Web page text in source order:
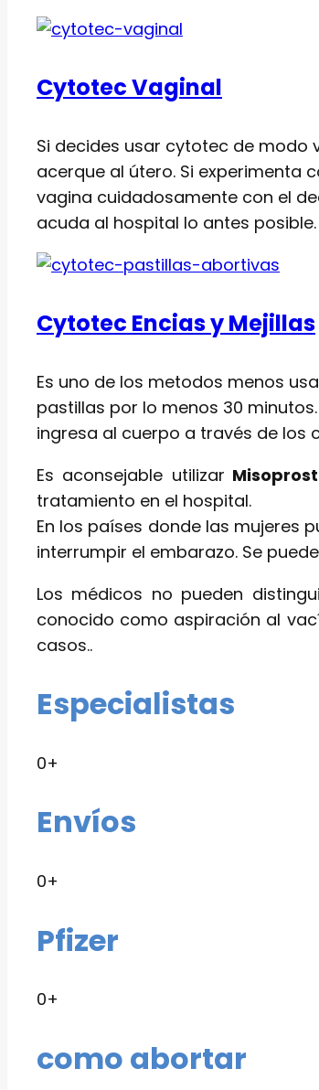
Cytotec Vaginal
Si decides usar cytotec de modo
acerque al útero. Si experimenta
vagina cuidadosamente con el
acuda al hospital lo antes
Cytotec Encias y Mejillas
Es uno de los metodos menos
pastillas por lo menos 30
ingresa al cuerpo a través de los
Es aconsejable utilizar
tratamiento en el hospital.
En los países donde las mujeres
interrumpir el embarazo. Se
Los médicos no pueden
conocido como aspiración al
casos..
Especialistas
0+
Envíos
0+
Pfizer
0+
como abortar